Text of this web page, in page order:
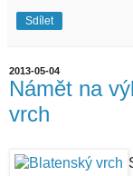
Sdílet
2013-05-04
Námět na
vrch